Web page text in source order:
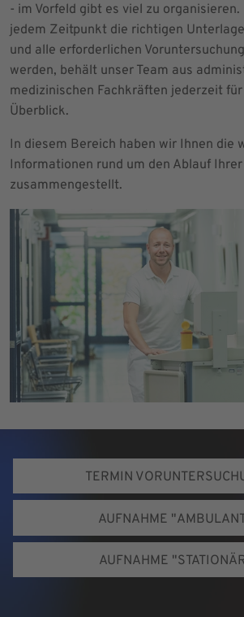
- im Vorfeld gibt es viel zu organisieren.
jedem Zeitpunkt die richtigen
und alle erforderlichen
werden, behält unser Team aus
medizinischen Fachkräften jederzeit für
Überblick.
In diesem Bereich haben wir Ihnen die
Informationen rund um den Ablauf
zusammengestellt.
TERMIN
AUFNAHME
AUFNAHME